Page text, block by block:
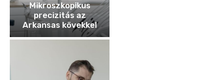
Mikroszkopikus
precizitás az
Arkansas kövekkel